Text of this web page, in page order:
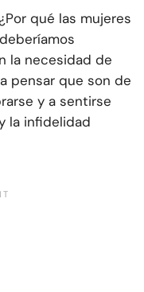
qué las mujeres
la necesidad de
pensar que son de
y a sentirse
la infidelidad